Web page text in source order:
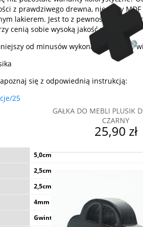
z prawdziwego drewna, nie płyty MDF
lakierem. Jest to z pewnością uchwyt
cenią sobie wysoką jakość wykonania.
od minusów wykonanych z płyty
się z odpowiednią instrukcją:
25
5,0cm
2,5cm
2,5cm
4mm
Gwint wkręcany w uchwyt
GAŁKA DO MEBLI PLUSIK
CZARNY
25,90 zł
24,90 zł
do koszyka